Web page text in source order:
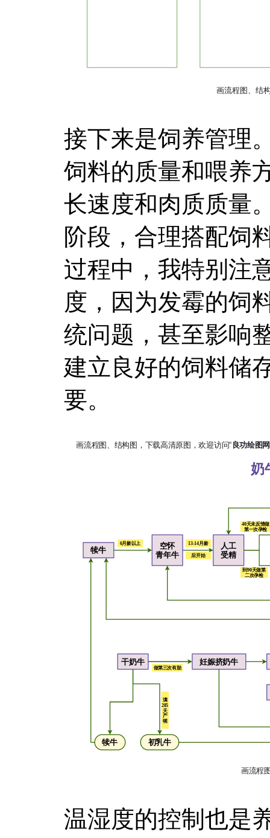
接下来是饲养管理
饲料的质量和喂养
长速度和肉质质量
阶段，合理搭配饲
过程中，我特别注
度，因为发霉的饲
统问题，甚至影响
建立良好的饲料储
要。
温湿度的控制也是